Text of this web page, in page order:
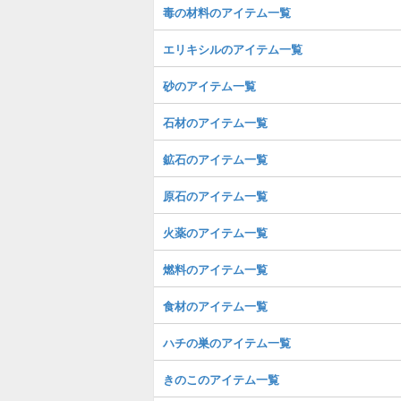
毒の材料のアイテム一覧
エリキシルのアイテム一覧
砂のアイテム一覧
石材のアイテム一覧
鉱石のアイテム一覧
原石のアイテム一覧
火薬のアイテム一覧
燃料のアイテム一覧
食材のアイテム一覧
ハチの巣のアイテム一覧
きのこのアイテム一覧